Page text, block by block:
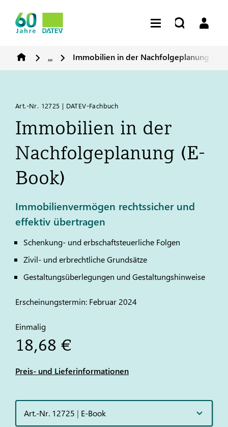
... Immobilien in der Nachfolgeplanung (E-
Art.-Nr. 12725 | DATEV-Fachbuch
Immobilien in der
Nachfolgeplanung (E-
Book)
Immobilienvermögen rechtssicher und
effektiv übertragen
Schenkung- und erbschaftsteuerliche Folgen
Zivil- und erbrechtliche Grundsätze
Gestaltungsüberlegungen und Gestaltungshinweise
Erscheinungstermin: Februar 2024
Einmalig
18,68 €
Preis- und Lieferinformationen
Art.-Nr. 12725 | E-Book